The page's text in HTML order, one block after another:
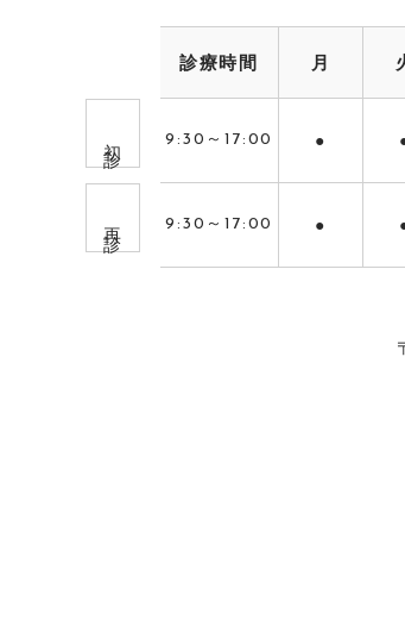
診療時間 月
9:30～17:00 ●
9:30～17:00 ●